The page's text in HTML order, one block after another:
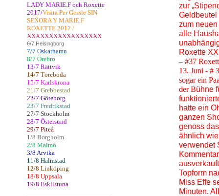
zur
Geldbeutel
zum
alle
Roxette
– #37
13. Juni - #
sogar ein
der Bühne
hatte ein
ganzen
genoss
ähnlich
verwendet
Topform
Miss Effe
Minuten.
LADY MARIE.F och Roxette
2017/Visita Per Gessle SIN
SEÑORA Y MARIE.F
ROXETTE 2017 /
XXXXXXXXXXXXXXXXX
6/7 Helsingborg
7/7 Oskarhamn
8/7 Örebro
13/7 Rättvik
14/7 Töreboda
15/7 Karlskrona
21/7 Grebbestad
22/7 Göteborg
23/7 Fredrikstad
27/7 Stockholm
28/7 Östersund
29/7 Piteå
1/8 Borgholm
2/8 Malmö
3/8 Arvika
11/8 Halmstad
12/8 Linköping
18/8 Uppsala
19/8 Eskilstuna